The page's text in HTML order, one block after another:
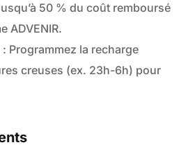
50 % du coût remboursé
ADVENIR.
: Programmez la recharge
creuses (ex. 23h-6h) pour